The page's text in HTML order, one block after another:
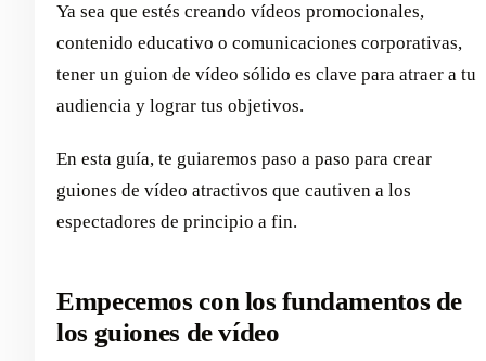
Ya sea que estés creando vídeos promocionales,
contenido educativo o comunicaciones corporativas,
tener un guion de vídeo sólido es clave para atraer a tu
audiencia y lograr tus objetivos.
En esta guía, te guiaremos paso a paso para crear
guiones de vídeo atractivos que cautiven a los
espectadores de principio a fin.
Empecemos con los fundamentos de
los guiones de vídeo